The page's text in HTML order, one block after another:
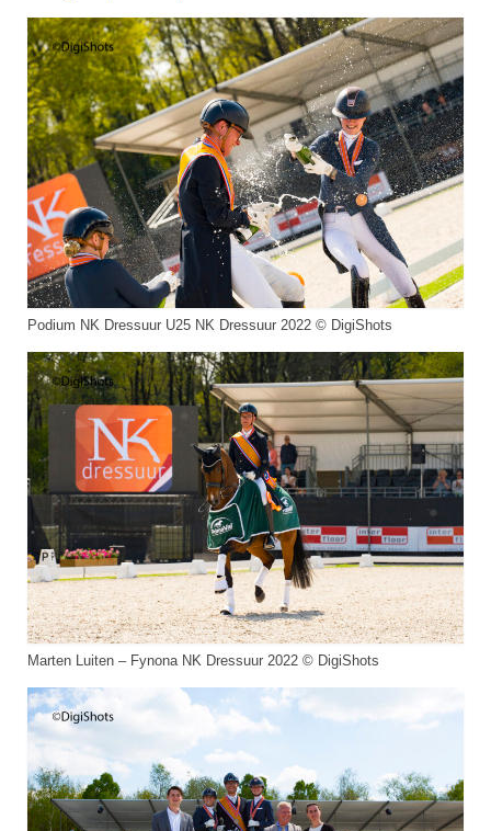
Podium NK Dressuur U25 NK Dressuur 2022 © DigiShots
Marten Luiten – Fynona NK Dressuur 2022 © DigiShots